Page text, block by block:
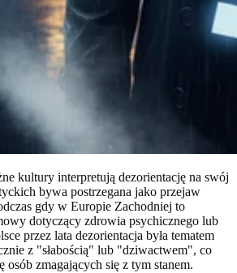
kultury interpretują dezorientację na swój
bywa postrzegana jako przejaw
gdy w Europie Zachodniej to
dotyczący zdrowia psychicznego lub
przez lata dezorientacja była tematem
z "słabością" lub "dziwactwem", co
osób zmagających się z tym stanem.